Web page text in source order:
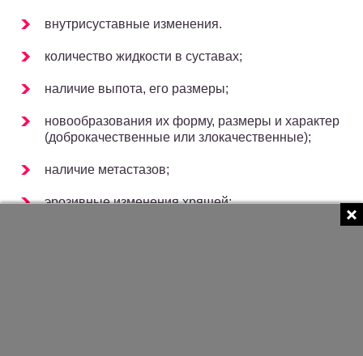
внутрисуставные изменения.
количество жидкости в суставах;
наличие выпота, его размеры;
новообразования их форму, размеры и характер
(доброкачественные или злокачественные);
наличие метастазов;
эрозивные изменения хрящей;